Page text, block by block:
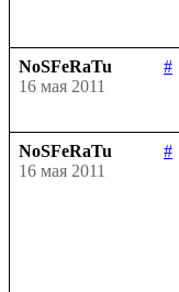
NoSFeRaTu
#
16 мая 2011
NoSFeRaTu
#
16 мая 2011